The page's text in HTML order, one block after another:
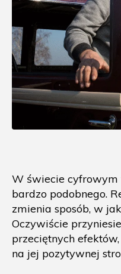
W świecie cyfrowym
bardzo podobnego.
zmienia sposób, w
Oczywiście
przeciętnych
na jej pozytywnej